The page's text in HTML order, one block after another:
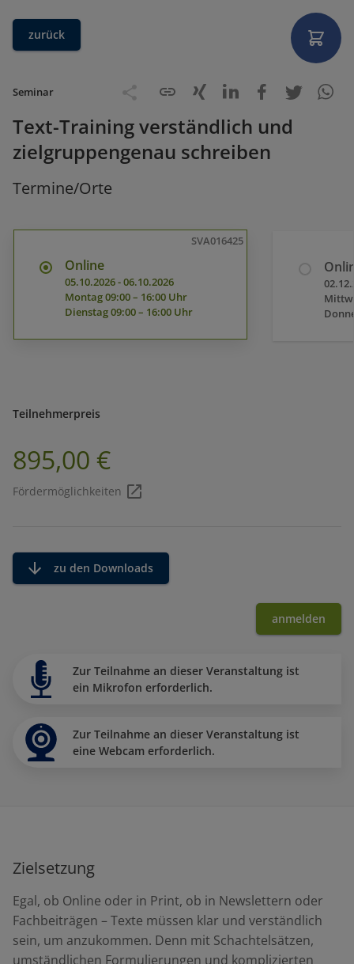
zurück
Seminar
Text-Training verständlich und
zielgruppengenau schreiben
Termine/Orte
SVA016425
Online
05.10.2026-06.10.2026
Montag
09:00 – 16:00 Uhr
Dienstag
09:00 – 16:00 Uhr
Teilnehmerpreis
895,00 €
Fördermöglichkeiten
zu den Downloads
anmelden
Zur Teilnahme an dieser Veranstaltung ist
ein Mikrofon erforderlich.
Zur Teilnahme an dieser Veranstaltung ist
eine Webcam erforderlich.
Zielsetzung
Egal, ob Online oder in Print, ob in Newslettern oder
Fachbeiträgen – Texte müssen klar und verständlich
sein, um anzukommen. Denn mit Schachtelsätzen,
umständlichen Formulierungen und komplizierten